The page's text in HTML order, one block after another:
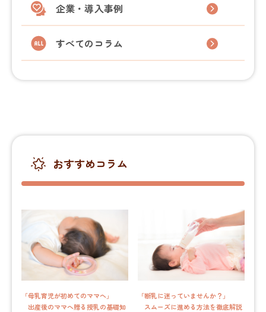
企業・導入事例
すべてのコラム
おすすめコラム
「母乳育児が初めてのママへ」
出産後のママへ贈る授乳の基礎知
「断乳に迷っていませんか？」
スムーズに進める方法を徹底解説